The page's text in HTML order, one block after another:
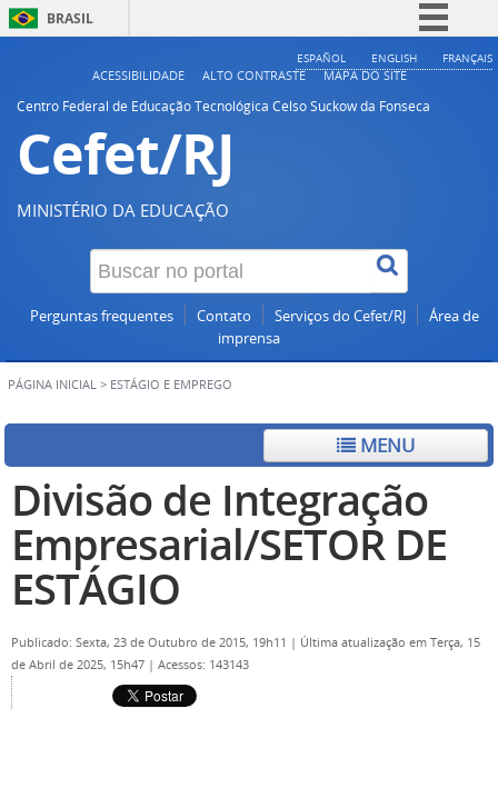
BRASIL
Simplifique!
ESPAÑOL ENGLISH FRANÇAIS
ACESSIBILIDADE ALTO CONTRASTE
MAPA DO SITE
Centro Federal de Educação Tecnológica Celso Suckow da Fonseca
Cefet/RJ
MINISTÉRIO DA EDUCAÇÃO
Perguntas frequentes Contato Serviços do Cefet/RJ
Área de
imprensa
PÁGINA INICIAL > ESTÁGIO E EMPREGO
MENU
Divisão de Integração
Empresarial/SETOR DE
ESTÁGIO
Publicado: Sexta, 23 de Outubro de 2015, 19h11 | Última atualização em Terça, 15
de Abril de 2025, 15h47 | Acessos: 143143